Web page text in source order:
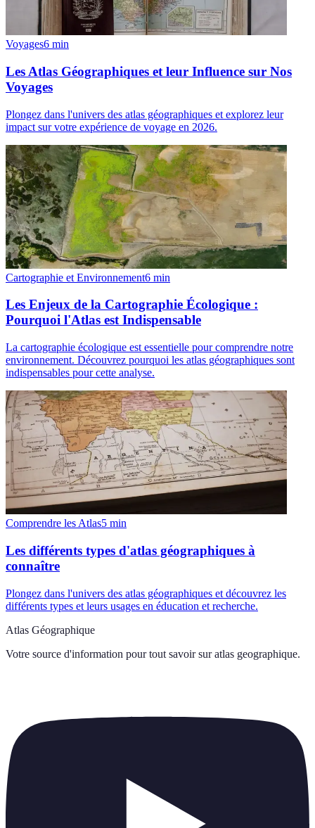
Voyages6 min
Les Atlas Géographiques et leur Influence sur Nos
Voyages
Plongez dans l'univers des atlas géographiques et explorez leur
impact sur votre expérience de voyage en 2026.
Cartographie et Environnement6 min
Les Enjeux de la Cartographie Écologique :
Pourquoi l'Atlas est Indispensable
La cartographie écologique est essentielle pour comprendre notre
environnement. Découvrez pourquoi les atlas géographiques sont
indispensables pour cette analyse.
Comprendre les Atlas5 min
Les différents types d'atlas géographiques à
connaître
Plongez dans l'univers des atlas géographiques et découvrez les
différents types et leurs usages en éducation et recherche.
Atlas Géographique
Votre source d'information pour tout savoir sur atlas geographique.